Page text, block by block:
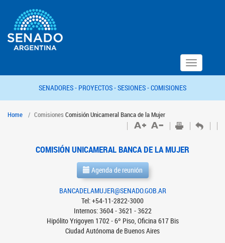
Toggle
navigation
SENADORES - PROYECTOS -SESIONES -COMISIONES
Home Comisiones Comisión Unicameral Banca de la Mujer
COMISIÓN UNICAMERAL BANCA DE LA MUJER
Agenda de reunión
BANCADELAMUJER@SENADO.GOB.AR
Tel: +54-11-2822-3000
Internos: 3604 - 3621 - 3622
Hipólito Yrigoyen 1702 - 6º Piso, Oficina 617 Bis
Ciudad Autónoma de Buenos Aires